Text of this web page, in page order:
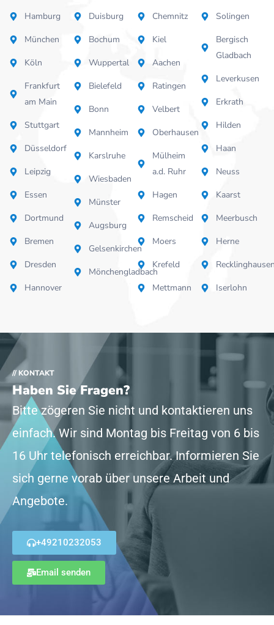
Hamburg
München
Köln
Frankfurt
am Main
Stuttgart
Düsseldorf
Leipzig
Essen
Dortmund
Bremen
Dresden
Hannover
Duisburg
Bochum
Wuppertal
Bielefeld
Bonn
Mannheim
Karslruhe
Wiesbaden
Münster
Augsburg
Gelsenkirchen
Mönchengladbach
Chemnitz
Kiel
Aachen
Ratingen
Velbert
Oberhausen
Mülheim
a.d. Ruhr
Hagen
Remscheid
Moers
Krefeld
Mettmann
Solingen
Bergisch
Gladbach
Leverkusen
Erkrath
Hilden
Haan
Neuss
Kaarst
Meerbusch
Herne
Iserlohn
// KONTAKT
Haben Sie Fragen?
Bitte zögeren Sie nicht und kontaktieren uns
einfach. Wir sind Montag bis Freitag von 6 bis
16 Uhr telefonisch erreichbar. Informieren Sie
sich gerne vorab über unsere Arbeit und
Angebote.
+49210232053
Email senden